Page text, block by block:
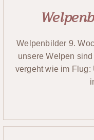
Welpenbilder 9.
unsere Welpen
vergeht wie im Flug: